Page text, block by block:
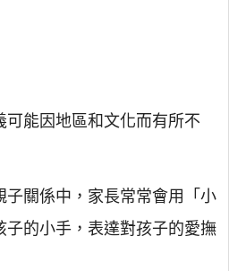
可能因地區和文化而有所不
子關係中，家長常常會用「小
子的小手，表達對孩子的愛撫